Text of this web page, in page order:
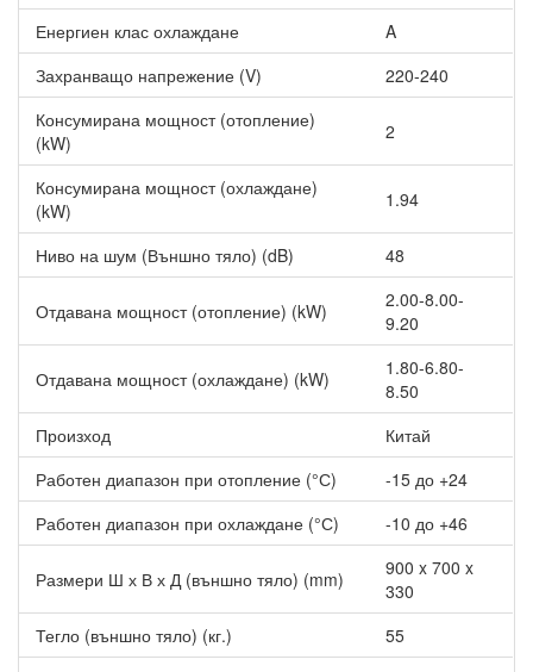
General AGHG12KVCA
General AGHG14KVCA
1649.00 лв.
1749.00 лв.
1949.00 лв.
Касетна серия AUXG-KVLA
General AUXG07KVLA
General AUXG09KVLA
General AUXG12KVLA
General AUXG14KVLA
1519.00 лв.
1569.00 лв.
1619.00 лв.
1669.00 лв.
Скрита таванна серия ARXG-KLLAP
General ARXG07KLLAP
General ARXG09KLLAP
General ARXG12KLLAP
General ARXG14KLLAP
General ARXG18KLLAP
1119.00 лв.
1219.00 лв.
1319.00 лв.
1419.00 лв.
1849.00 лв.
Енергиен клас охлаждане
A
Захранващо напрежение (V)
220-240
Консумирана мощност (отопление)
(kW)
2
Консумирана мощност (охлаждане)
(kW)
1.94
Ниво на шум (Външно тяло) (dB) 48
Отдавана мощност (отопление) (kW)
2.00-8.00-
9.20
Отдавана мощност (охлаждане) (kW)
1.80-6.80-
8.50
Произход
Китай
Работен диапазон при отопление (°С)
-15 до +24
Работен диапазон при охлаждане (°С)
-10 до +46
Размери Ш х В х Д (външно тяло) (mm)
900 x 700 x
330
Тегло (външно тяло) (кг.)
55